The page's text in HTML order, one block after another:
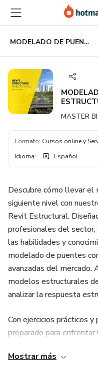
principal
página
de
página
MODELADO DE PUENTES CON REVIT ESTRUCTURAL
MASTER
Formato: Cursos online y
Idioma: Español
Descubre cómo llevar
siguiente nivel con
Revit Estructural.
profesionales del
las habilidades y
modelado de puentes
avanzadas del mercado.
modelos estructurales
analizar la respuesta
Con ejercicios prácticos
preparado para
y conviértete en un
Mostrar más